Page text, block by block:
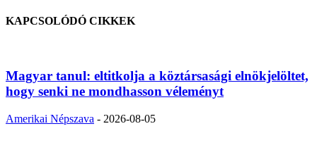
KAPCSOLÓDÓ CIKKEK
Magyar tanul: eltitkolja a köztársasági elnökjelöltet,
hogy senki ne mondhasson véleményt
Amerikai Népszava - 2026-08-05